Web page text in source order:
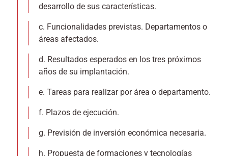
desarrollo de sus características.
c. Funcionalidades previstas. Departamentos o
áreas afectados.
d. Resultados esperados en los tres próximos
años de su implantación.
e. Tareas para realizar por área o departamento.
f. Plazos de ejecución.
g. Previsión de inversión económica necesaria.
h. Propuesta de formaciones y tecnologías